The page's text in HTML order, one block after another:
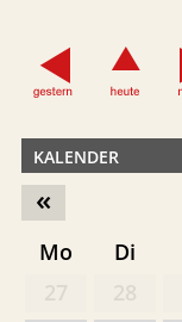
KALENDER
«
Mo Di